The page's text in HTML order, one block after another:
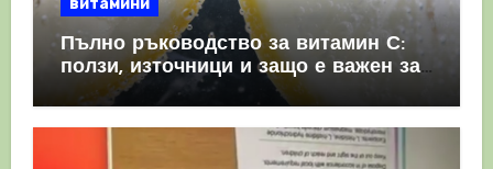
витамини
Пълно ръководство за витамин С:
ползи, източници и защо е важен за
имунната система